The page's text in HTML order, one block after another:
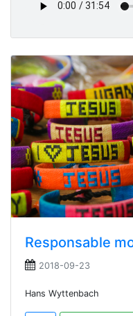
Responsable
2018-09-23
Hans Wyttenbach